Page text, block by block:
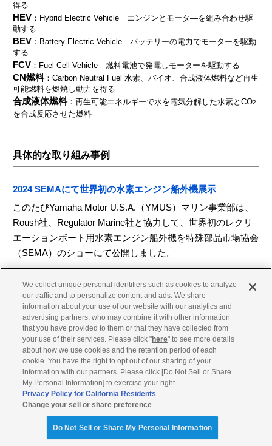
得る
HEV ：Hybrid Electric Vehicle エンジンとモータ―を組み合わせ駆
動する
BEV ：Battery Electric Vehicle バッテリーの電力でモーターを駆動
する
FCV ：Fuel Cell Vehicle 燃料電池で発電しモーターを駆動する
CN燃料：Carbon Neutral Fuel 水素、バイオ、合成液体燃料など再生
可能燃料を燃焼し動力を得る
合成液体燃料：再生可能エネルギーで水を電気分解した水素とCO2
を合成反応させた燃料
具体的な取り組み事例
2024 SEMAにて世界初の水素エンジン船外機展示
このたびYamaha Motor U.S.A.（YMUS）マリン事業部は、
Roush社、Regulator Marine社と協力して、世界初のレクリ
エーションボート用水素エンジン船外機を特殊部品市場協会
（SEMA）のショーにて公開しました。
レギュレーターマリンによる船外機用の特別船体と共に、H
2船外機のコンセプトを展示し、ショーの期間中2,300人以上
の報道関係者を含む16万人の来場者に紹介しました。
幅広い来場者に対して、複数技術によるソリューションとい
う方向性を示し、二酸化炭素を削減する複数の技術を提唱
し、これを実行していくためには業界を超えた協力が重要で
あると考えています。
水素エンジンを開発にあたり、ヤマハはこれまでさまざまな
パートナーと協力してきました。こうした取り組みは、二酸
化炭素排出を削減し、さらに持続可能な未来に貢献するとい
We collect unique personal identifiers such as cookies to analyze
our traffic and to personalize content and ads. We share
information about your use of our website with our analytics and
advertising partners, who may combine it with other information
that you have provided to them or that they have collected from
your use of their services. Please click "here" to see more details
about how we use cookies and the retention period of each
cookie. You have the right to opt out of our sharing of your
information with our partners. Please click [Do Not Sell or Share
My Personal Information] to exercise your right.
Privacy Policy for California Residents
Change your sell or share preference
Do Not Sell or Share My Personal Information